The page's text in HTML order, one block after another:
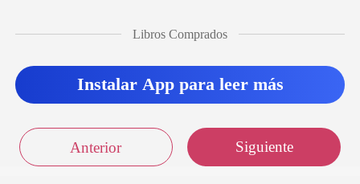
Libros Comprados
Instalar App para leer más
Anterior Siguiente